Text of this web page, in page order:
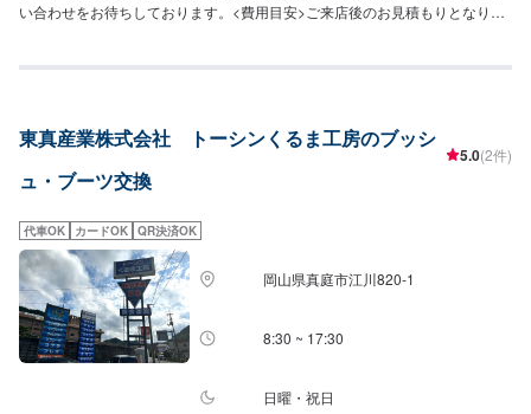
い合わせをお待ちしております。<費用目安>ご来店後のお見積もりとなりま
東真産業株式会社 トーシンくるま工房のブッシ
ュ・ブーツ交換
5.0(2件)
代車OK カードOK QR決済OK
岡山県真庭市江川820-1
8:30 ~ 17:30
日曜・祝日